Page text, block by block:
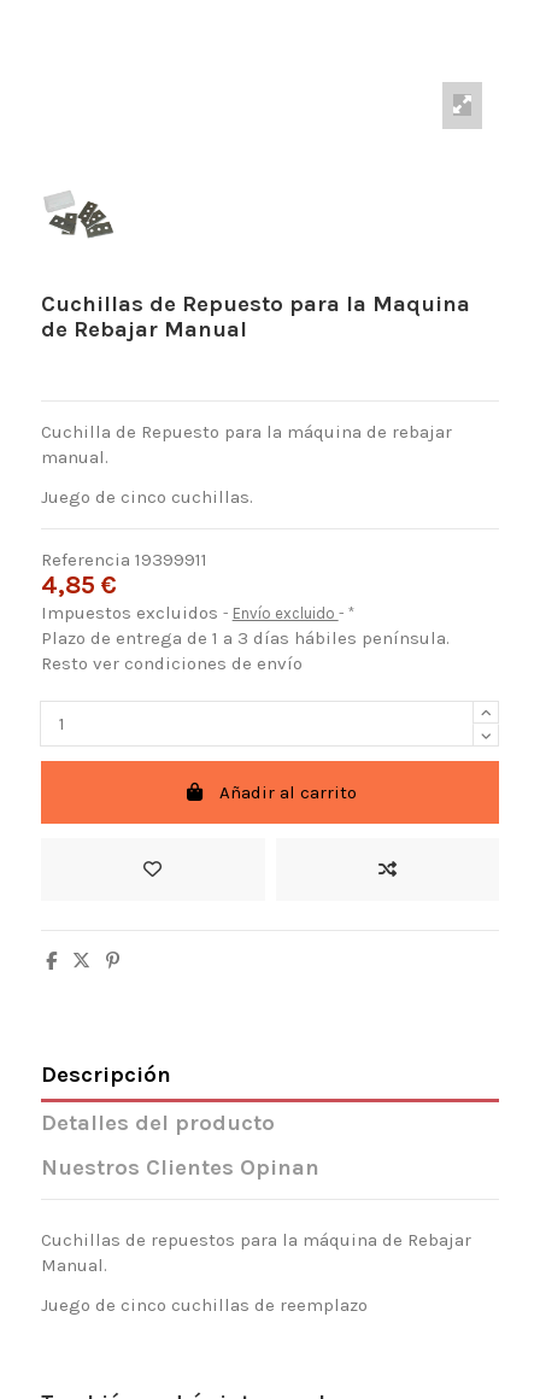
Cuchillas de Repuesto para la Maquina
de Rebajar Manual
Cuchilla de Repuesto para la máquina de rebajar
manual.
Juego de cinco cuchillas.
Referencia 19399911
4,85 €
Impuestos excluidos Envío excluido *
Plazo de entrega de 1 a 3 días hábiles península.
Resto ver condiciones de envío
Añadir al carrito
Descripción
Detalles del producto
Nuestros Clientes Opinan
Cuchillas de repuestos para la máquina de Rebajar
Manual.
Juego de cinco cuchillas de reemplazo